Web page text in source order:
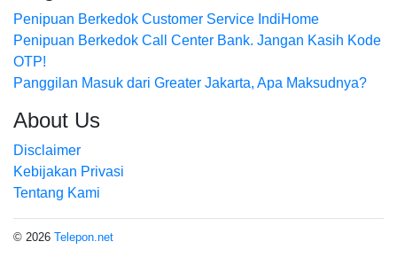
Penipuan Berkedok Customer Service IndiHome
Penipuan Berkedok Call Center Bank. Jangan Kasih Kode
OTP!
Panggilan Masuk dari Greater Jakarta, Apa Maksudnya?
About Us
Disclaimer
Kebijakan Privasi
Tentang Kami
© 2026 Telepon.net